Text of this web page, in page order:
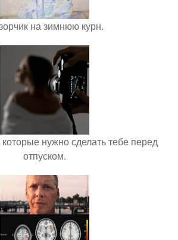
на зимнюю курн.
нужно сделать тебе перед
отпуском.